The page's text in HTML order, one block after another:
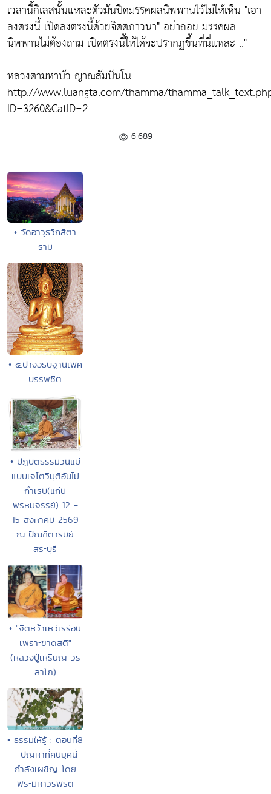
เวลานี้กิเลสนั้นแหละตัวมันปิดมรรคผลนิพพานไว้ไม่ให้เห็น "เอา
ลงตรงนี้ เปิดลงตรงนี้ด้วยจิตตภาวนา"อย่าถอย มรรคผล
นิพพานไม่ต้องถาม เปิดตรงนี้ให้ได้จะปรากฏขึ้นที่นี่แหละ .."
หลวงตามหาบัว ญาณสัมปันโน
http://www.luangta.com/thamma/
ID=3260&CatID=2
6,689
• วัดอาวุธวิกสิตา
ราม
• ๔.ปางอธิษฐานเพศ
บรรพชิต
• ปฏิบัติธรรมวันแม่
แบบเจโตวิมุติอันไม่
กำเริบ(แก่น
พรหมจรรย์) 12 -
15 สิงหาคม 2569
ณ ปัณฑิตารมย์
สระบุรี
• "จิตหว้าเหว่เรร่อน
เพราะขาดสติ"
(หลวงปู่เหรียญ วร
ลาโภ)
• ธรรมให้รู้ : ตอนที่8
- ปัญหาที่คนยุคนี้
กำลังเผชิญ โดย
พระมหาวรพรต